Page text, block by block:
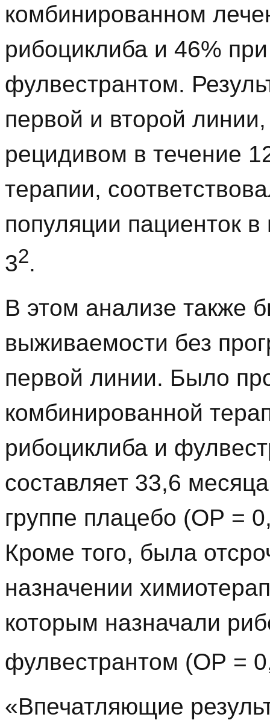
комбинированном
рибоциклиба и 46%
фулвестрантом.
первой и второй
рецидивом в течение
терапии,
популяции пациенток
32.
В этом анализе также
выживаемости без
первой линии. Было
комбинированной
рибоциклиба и
составляет 33,6
группе плацебо (ОР =
Кроме того, была
назначении
которым назначали
фулвестрантом (ОР =
«Впечатляющие